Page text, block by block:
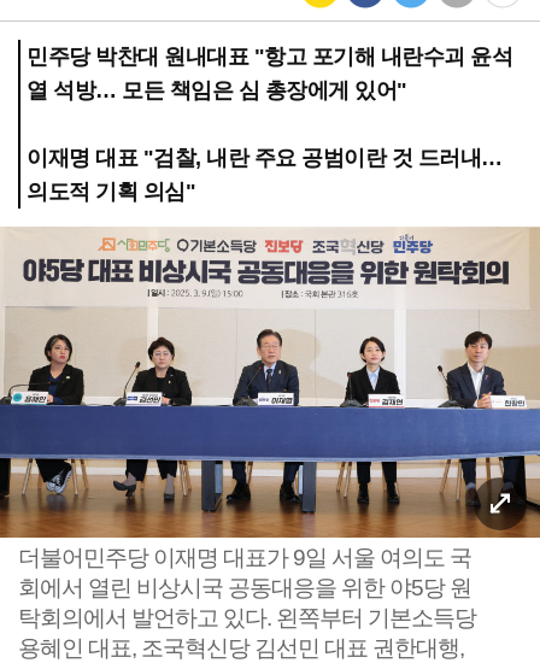
민주당 박찬대 원내대표 "항고 포기해 내란수괴 윤석
열 석방… 모든 책임은 심 총장에게 있어"
이재명 대표 "검찰, 내란 주요 공범이란 것 드러내…
의도적 기획 의심"
더불어민주당 이재명 대표가 9일 서울 여의도 국
회에서 열린 비상시국 공동대응을 위한 야5당 원
탁회의에서 발언하고 있다. 왼쪽부터 기본소득당
용혜인 대표, 조국혁신당 김선민 대표 권한대행,